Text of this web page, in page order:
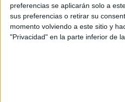
preferencias se aplicarán solo a
sus preferencias o retirar su
momento volviendo a este sitio y
"Privacidad" en la parte inferior de